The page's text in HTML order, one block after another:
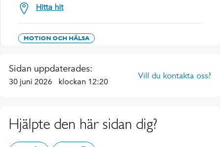
Hitta hit
MOTION OCH HÄLSA
Sidan uppdaterades:
30 juni 2026 klockan 12:20
Vill du kontakta oss?
Hjälpte den här sidan dig?